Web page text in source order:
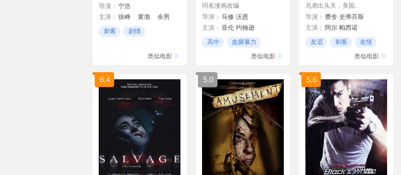
导演： 宁浩
主演： 徐峥 黄渤
余男
多布杰
王双宝
刺客
剧情
类似电影
同名漫画改编
导演： 马修·沃恩
主演： 亚伦·约翰逊
科洛·莫瑞兹
高中
血腥暴力
类似电影
兄弟出头天，美国。
导演： 费舍·史蒂芬斯
主演： 阿尔·帕西诺
克里斯托弗·沃肯
艾伦·阿金
爱迪生·蒂姆林
范妮莎·费丽托
马克·马戈利斯
里克·高莫兹
Weronika Rosati
友谊 刺客
友情
类似电影
6.4 5.0 5.6